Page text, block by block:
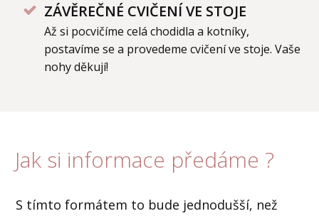
ZÁVĚREČNÉ CVIČENÍ VE STOJE
Až si pocvičíme celá chodidla a kotníky,
postavíme se a provedeme cvičení ve stoje. Vaše
nohy děkují!
Jak si informace předáme ?
S tímto formátem to bude jednodušší, než